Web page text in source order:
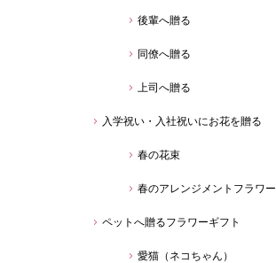
後輩へ贈る
同僚へ贈る
上司へ贈る
入学祝い・入社祝いにお花を贈る
春の花束
春のアレンジメントフラワー
ペットへ贈るフラワーギフト
愛猫（ネコちゃん）